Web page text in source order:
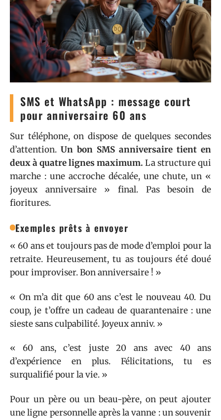
SMS et WhatsApp : message court
pour anniversaire 60 ans
Sur téléphone, on dispose de quelques secondes
d’attention. Un bon SMS anniversaire tient en
deux à quatre lignes maximum. La structure qui
marche : une accroche décalée, une chute, un «
joyeux anniversaire » final. Pas besoin de
fioritures.
Exemples prêts à envoyer
« 60 ans et toujours pas de mode d’emploi pour la
retraite. Heureusement, tu as toujours été doué
pour improviser. Bon anniversaire ! »
« On m’a dit que 60 ans c’est le nouveau 40. Du
coup, je t’offre un cadeau de quarantenaire : une
sieste sans culpabilité. Joyeux anniv. »
« 60 ans, c’est juste 20 ans avec 40 ans
d’expérience en plus. Félicitations, tu es
surqualifié pour la vie. »
Pour un père ou un beau-père, on peut ajouter
une ligne personnelle après la vanne : un souvenir